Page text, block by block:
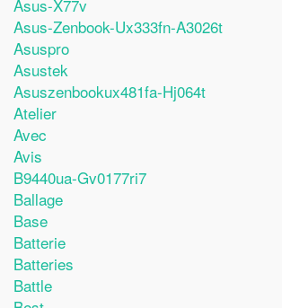
Asus-X77v
Asus-Zenbook-Ux333fn-A3026t
Asuspro
Asustek
Asuszenbookux481fa-Hj064t
Atelier
Avec
Avis
B9440ua-Gv0177ri7
Ballage
Base
Batterie
Batteries
Battle